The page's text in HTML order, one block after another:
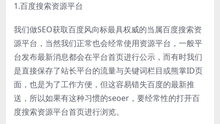
1.百度搜索资源平台
我们做SEO获取百度风向标最具权威的当属百度搜索资
源平台，当然我们正常也会经常使用资源平台，一般平
台发布最新消息都会在平台首页进行公示，而有时我们
是直接保存了站长平台的流量与关键词栏目或熊掌ID页
面，也是为了工作方便，但这容易错失百度的最新推
送，所以如果有这种习惯的seoer，要经常性的打开百
度搜索资源平台首页进行浏览。